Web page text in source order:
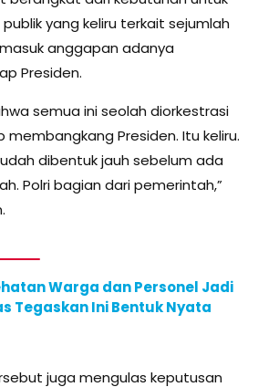
yang keliru terkait sejumlah
anggapan adanya
Presiden.
semua ini seolah diorkestrasi
membangkang Presiden. Itu keliru.
dibentuk jauh sebelum ada
Polri bagian dari pemerintah,”
Warga dan Personel Jadi
Tegaskan Ini Bentuk Nyata
juga mengulas keputusan